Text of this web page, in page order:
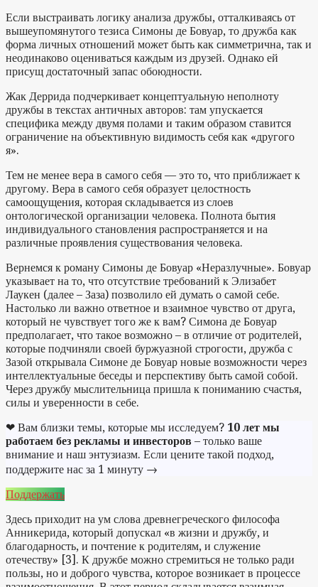
Если выстраивать логику анализа дружбы, отталкиваясь от
вышеупомянутого тезиса Симоны де Бовуар, то дружба как
форма личных отношений может быть как симметрична, так и
неодинаково оцениваться каждым из друзей. Однако ей
присущ достаточный запас обоюдности.
Жак Деррида подчеркивает концептуальную неполноту
дружбы в текстах античных авторов: там упускается
специфика между двумя полами и таким образом ставится
ограничение на объективную видимость себя как «другого
я».
Тем не менее вера в самого себя — это то, что приближает к
другому. Вера в самого себя образует целостность
самоощущения, которая складывается из слоев
онтологической организации человека. Полнота бытия
индивидуального становления распространяется и на
различные проявления существования человека.
Вернемся к роману Симоны де Бовуар «Неразлучные». Бовуар
указывает на то, что отсутствие требований к Элизабет
Лаукен (далее – Заза) позволило ей думать о самой себе.
Настолько ли важно ответное и взаимное чувство от друга,
который не чувствует того же к вам? Симона де Бовуар
предполагает, что такое возможно – в отличие от родителей,
которые подчиняли своей буржуазной строгости, дружба с
Зазой открывала Симоне де Бовуар новые возможности через
интеллектуальные беседы и перспективу быть самой собой.
Через дружбу мыслительница пришла к пониманию счастья,
силы и уверенности в себе.
❤ Вам близки темы, которые мы исследуем? 10 лет мы
работаем без рекламы и инвесторов – только ваше
внимание и наш энтузиазм. Если цените такой подход,
поддержите нас за 1 минуту →
Поддержать
Здесь приходит на ум слова древнегреческого философа
Анникерида, который допускал «в жизни и дружбу, и
благодарность, и почтение к родителям, и служение
отечеству» [3]. К дружбе можно стремиться не только ради
пользы, но и доброго чувства, которое возникает в процессе